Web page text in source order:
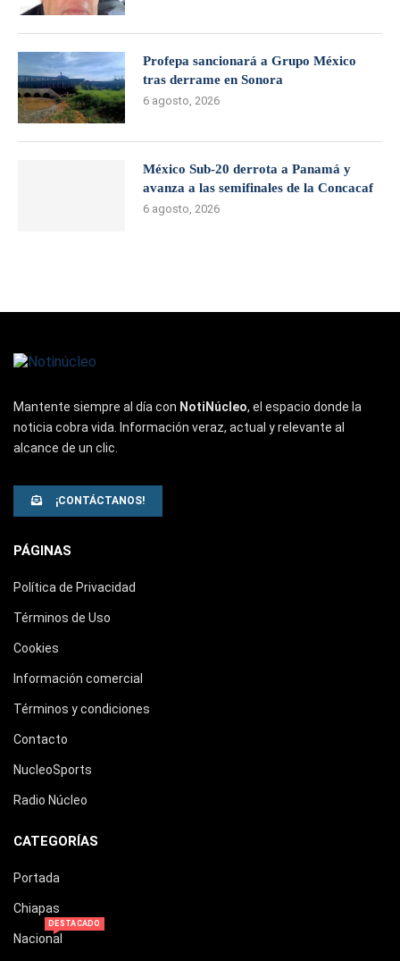
Profepa sancionará a Grupo México
tras derrame en Sonora
6 agosto, 2026
México Sub-20 derrota a Panamá y
avanza a las semifinales de la Concacaf
6 agosto, 2026
Mantente siempre al día con NotiNúcleo, el espacio donde la
noticia cobra vida. Información veraz, actual y relevante al
alcance de un clic.
¡CONTÁCTANOS!
PÁGINAS
Política de Privacidad
Términos de Uso
Cookies
Información comercial
Términos y condiciones
Contacto
NucleoSports
Radio Núcleo
CATEGORÍAS
Portada
Chiapas
Nacional
DESTACADO